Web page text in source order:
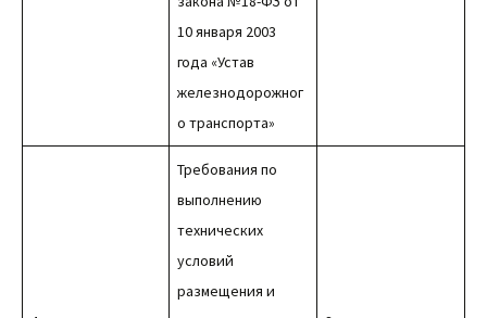
10 января 2003
года «Устав
железнодорожног
о транспорта»
Требования по
выполнению
технических
условий
размещения и